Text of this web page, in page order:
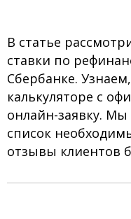
В статье
ставки по
Сбербанке.
калькуляторе с
онлайн-заявку. Мы
список
отзывы клиентов